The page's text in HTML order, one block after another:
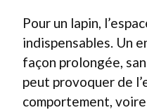
Pour un lapin,
indispensables. Un
façon prolongée,
peut provoquer de
comportement,